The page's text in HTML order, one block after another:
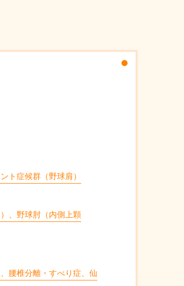
ト症候群（野球肩）
、野球肘（内側上顆
腰椎分離・すべり症、仙